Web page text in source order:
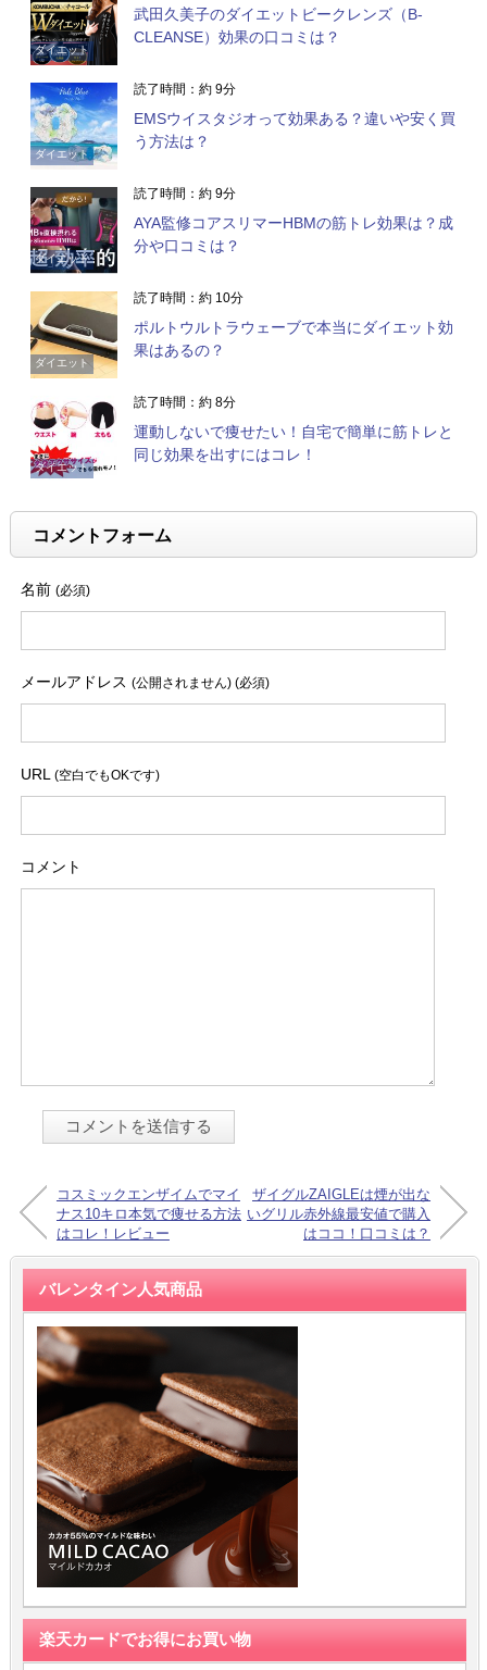
ダイエット
武田久美子のダイエットビークレンズ（B-
CLEANSE）効果の口コミは？
ダイエット
読了時間：約 9分
EMSウイスタジオって効果ある？違いや安く買
う方法は？
ダイエット
読了時間：約 9分
AYA監修コアスリマーHBMの筋トレ効果は？成
分や口コミは？
ダイエット
読了時間：約 10分
ポルトウルトラウェーブで本当にダイエット効
果はあるの？
ダイエット
読了時間：約 8分
運動しないで痩せたい！自宅で簡単に筋トレと
同じ効果を出すにはコレ！
コメントフォーム
名前 (必須)
メールアドレス (公開されません) (必須)
URL (空白でもOKです)
コメント
コスミックエンザイムでマイ
ナス10キロ本気で痩せる方法
はコレ！レビュー
ザイグルZAIGLEは煙が出な
いグリル赤外線最安値で購入
はココ！口コミは？
バレンタイン人気商品
楽天カードでお得にお買い物